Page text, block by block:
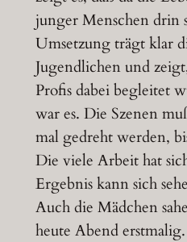
junger Menschen drin
Umsetzung trägt klar
Jugendlichen und
Profis dabei begleitet
war es. Die Szenen
mal gedreht werden,
Die viele Arbeit hat
Ergebnis kann sich
Auch die Mädchen
heute Abend